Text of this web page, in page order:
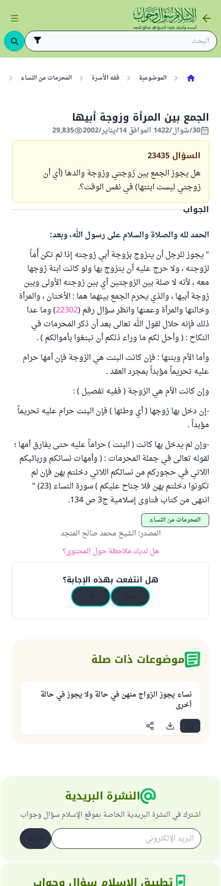
الموضوعية فقه الأسرة المحرمات من النساء
الجمع بين المرأة وزوجة أبيها
30/شوال/1422 الموافق 14/يناير/2002 29,835
السؤال 23435
هل يجوز الجمع بين زوجتي وزوجة والدها (أي أن
زوجتي ليست ابنتها) في نفس الوقت؟.
الجواب
الحمد لله والصلاة والسلام على رسول الله، وبعد:
" يجوز للرجل أن يتزوج بزوجة أبي زوجته إذا لم تكن أُماً
لزوجته ، ولا حرج عليه أن يتزوج بها ولو كانت ابنة زوجها
معه ، لأنه لا صلة بين الزوجتين أي بين زوجته الأولى وبين
زوجة أبيها ، والذي يحرم الجمع بينهما هما : الأختان ، والمرأة
وخالتها والمرأة وعمتها وانظر سؤال رقم (22302) وما عدا
ذلك فإنه حلال لقول الله تعالى بعد أن ذكر المحرمات في
النكاح : ( وأحل لكم ما وراء ذلكم أن تبتغوا بأموالكم ) .
وأما الأم وبنتها : فإن كانت البنت هي الزوجة فإن أمها حرام
عليه تحريماً مؤبداً بمجرد العقد .
وإن كانت الأم هي الزوجة ( ففيه تفصيل ) :
-إن دخل بها زوجها ( أي وطئها ) فإن البنت حرام عليه تحريماً
مؤبداً .
-وإن لم يدخل بها كانت ( البنت ) حراماً عليه حتى يفارق أمها ؛
لقوله تعالى في جملة المحرمات : ( وأمهات نسائكم وربائبكم
اللاتي في حجوركم من نسائكم اللاتي دخلتم بهن فإن لم
تكونوا دخلتم بهن فلا جناح عليكم ) سورة النساء (23) "
انتهى من كتاب فتاوى إسلامية ج3 ص 134.
المحرمات من النساء
المصدر: الشيخ محمد صالح المنجد
هل لديك ملاحظة حول المحتوى؟
هل انتفعت بهذه الإجابة؟
موضوعات ذات صلة
نساء يجوز الزواج منهن في حالة ولا يجوز في حالة
أخرى
النشرة البريدية
اشترك في النشرة البريدية الخاصة بموقع الإسلام سؤال وجواب